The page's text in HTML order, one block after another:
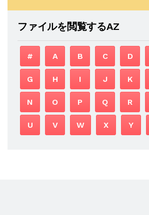
ファイルを閲覧するAZ
# A B C D
G H I J K
N O P Q R
U V W X Y